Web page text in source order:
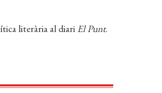
literària al diari El Punt.